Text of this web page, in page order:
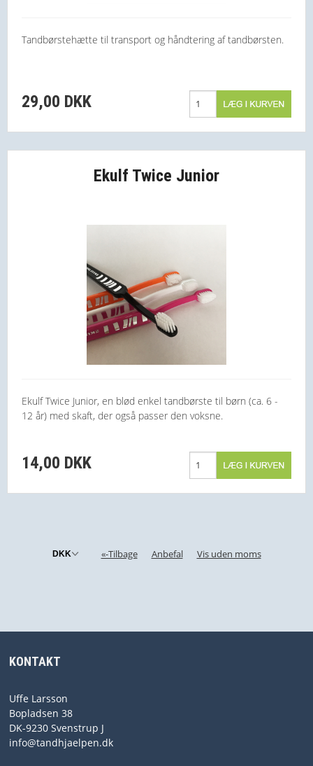
Tandbørstehætte til transport og håndtering af tandbørsten.
29,00 DKK
Ekulf Twice Junior
Ekulf Twice Junior, en blød enkel tandbørste til børn (ca. 6 -
12 år) med skaft, der også passer den voksne.
14,00 DKK
«-Tilbage Anbefal Vis uden moms
KONTAKT
Uffe Larsson
Bopladsen 38
DK-9230 Svenstrup J
info@tandhjaelpen.dk